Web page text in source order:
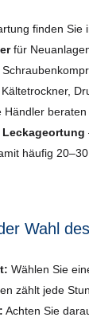
finden Sie
für
Händler beraten
häufig
Wahl
Wählen Sie
zählt jede
Achten Sie